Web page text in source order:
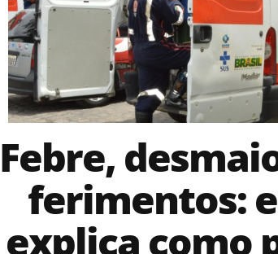
Febre,
ferimentos:
explica como